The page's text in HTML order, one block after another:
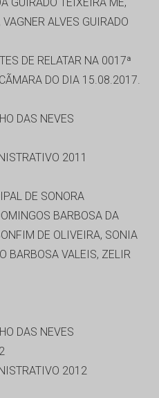
GUIRADO TEIXEIRA ME,
ALVES GUIRADO
DE RELATAR NA 0017ª
DO DIA 15.08.2017.
DAS NEVES
2011
DE SONORA
BARBOSA DA
DE OLIVEIRA, SONIA
BARBOSA VALEIS, ZELIR
DAS NEVES
2012